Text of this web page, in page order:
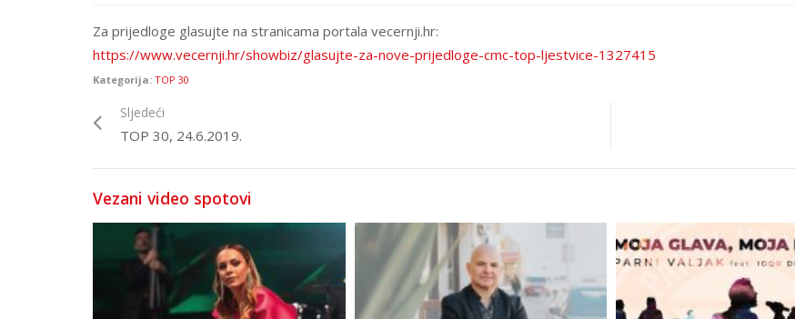
Za prijedloge glasujte na stranicama portala vecernji.hr:
https://www.vecernji.hr/showbiz/glasujte-za-nove-prijedloge-cmc-top-ljestvice-1327415
Kategorija: TOP 30
Sljedeći
TOP 30, 24.6.2019.
Vezani video spotovi